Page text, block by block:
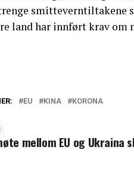
smitteverntiltakene
land har innført krav om
EU KINA KORONA
mellom EU og Ukraina